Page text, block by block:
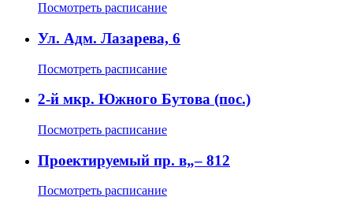
Посмотреть расписание
Ул. Адм. Лазарева, 6
Посмотреть расписание
2-й мкр. Южного Бутова (пос.)
Посмотреть расписание
Проектируемый пр. в„– 812
Посмотреть расписание